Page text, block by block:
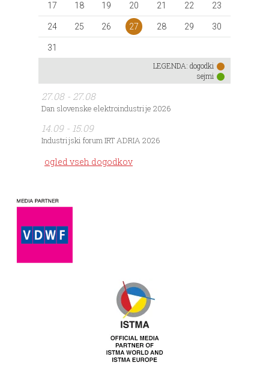
17 18 19 20 21 22 23
24 25 26 27 28 29 30
31
LEGENDA: dogodki
sejmi
27.08 - 27.08
Dan slovenske elektroindustrije 2026
14.09 - 15.09
Industrijski forum IRT ADRIA 2026
ogled vseh dogodkov